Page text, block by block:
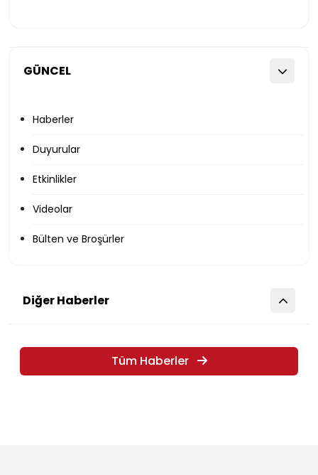
GÜNCEL
Haberler
Duyurular
Etkinlikler
Videolar
Bülten ve Broşürler
Diğer Haberler
Tüm Haberler